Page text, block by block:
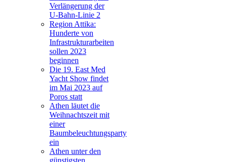
Verlängerung der
U-Bahn-Linie 2
Region Attika:
Hunderte von
Infrastrukturarbeiten
sollen 2023
beginnen
Die 19. East Med
Yacht Show findet
im Mai 2023 auf
Poros statt
Athen läutet die
Weihnachtszeit mit
einer
Baumbeleuchtungsparty
ein
Athen unter den
günstigsten